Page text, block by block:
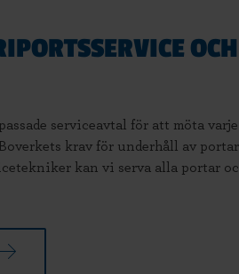
OCH
serviceavtal för att möta varje
krav för underhåll av
kan vi serva alla portar